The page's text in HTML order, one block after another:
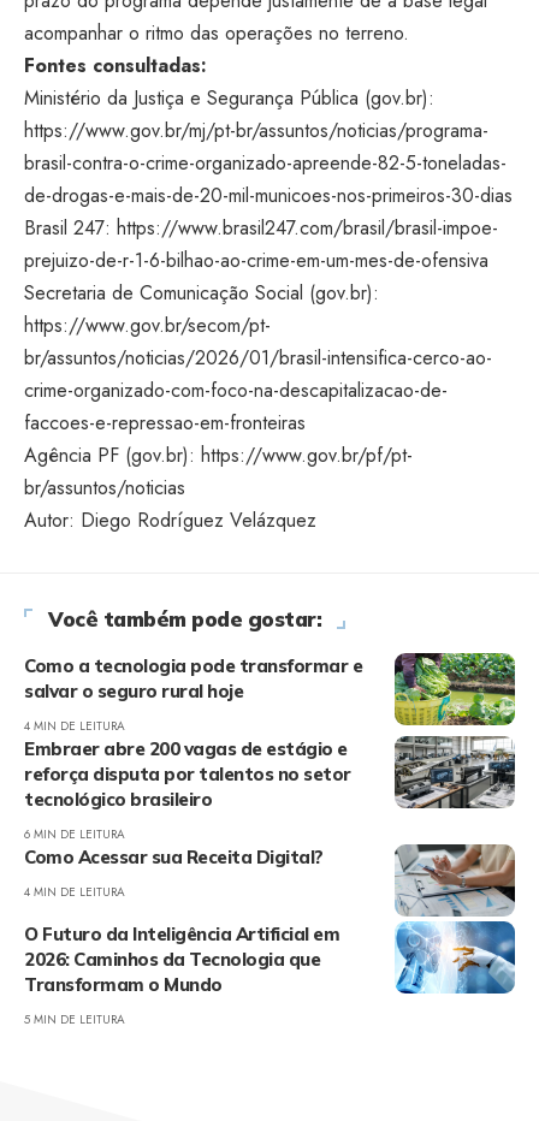
acompanhar o ritmo das operações no terreno.
Fontes consultadas:
Ministério da Justiça e Segurança Pública (gov.br):
https://www.gov.br/mj/pt-br/assuntos/noticias/programa-
brasil-contra-o-crime-organizado-apreende-82-5-toneladas-
de-drogas-e-mais-de-20-mil-municoes-nos-primeiros-30-dias
Brasil 247: https://www.brasil247.com/brasil/brasil-impoe-
prejuizo-de-r-1-6-bilhao-ao-crime-em-um-mes-de-ofensiva
Secretaria de Comunicação Social (gov.br):
https://www.gov.br/secom/pt-
br/assuntos/noticias/2026/01/brasil-intensifica-cerco-ao-
crime-organizado-com-foco-na-descapitalizacao-de-
faccoes-e-repressao-em-fronteiras
Agência PF (gov.br): https://www.gov.br/pf/pt-
br/assuntos/noticias
Autor: Diego Rodríguez Velázquez
Você também pode gostar:
Como a tecnologia pode transformar e
salvar o seguro rural hoje
4 MIN DE LEITURA
Embraer abre 200 vagas de estágio e
reforça disputa por talentos no setor
tecnológico brasileiro
6 MIN DE LEITURA
Como Acessar sua Receita Digital?
4 MIN DE LEITURA
O Futuro da Inteligência Artificial em
2026: Caminhos da Tecnologia que
Transformam o Mundo
5 MIN DE LEITURA